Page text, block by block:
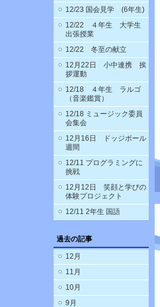
12/23 国会見学 (6年生)
12/22 ４年生 大学生
出張授業
12/22 冬至の献立
12月22日 小中連携 挨
拶運動
12/18 ４年生 ラルゴ
（音楽鑑賞）
12/18 ミュージック委員
会集会
12月16日 ドッジボール
週間
12/11 プログラミングに
挑戦
12月12日 笑顔と学びの
体験プロジェクト
12/11 2年生 国語
過去の記事
12月
11月
10月
9月